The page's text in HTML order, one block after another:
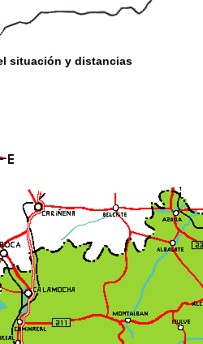
situación y distancias